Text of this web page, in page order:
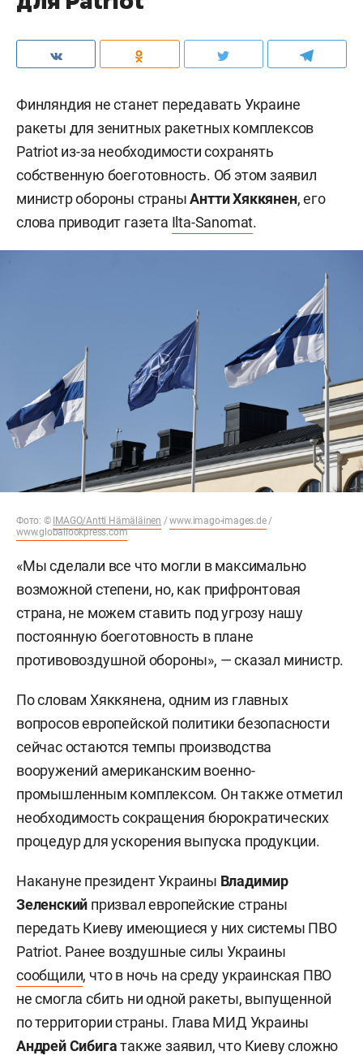
Финляндия не станет передавать Украине
ракеты для зенитных ракетных комплексов
Patriot из-за необходимости сохранять
собственную боеготовность. Об этом заявил
министр обороны страныАнтти Хяккянен, его
слова приводит газета Ilta-Sanomat.
Фото: © IMAGO/Antti Hämäläinen /www.imago-images.de/
www.globallookpress.com
«Мы сделали все что могли в максимально
возможной степени, но, как прифронтовая
страна, не можем ставить под угрозу нашу
постоянную боеготовность в плане
противовоздушной обороны», — сказал министр.
По словам Хяккянена, одним из главных
вопросов европейской политики безопасности
сейчас остаются темпы производства
вооружений американским военно-
промышленным комплексом. Он также отметил
необходимость сокращения бюрократических
процедур для ускорения выпуска продукции.
Накануне президент Украины Владимир
Зеленский призвал европейские страны
передать Киеву имеющиеся у них системы ПВО
Patriot. Ранее воздушные силы Украины
сообщили, что в ночь на среду украинская ПВО
не смогла сбить ни одной ракеты, выпущенной
по территории страны. Глава МИД Украины
Андрей Сибигатакже заявил, что Киеву сложно